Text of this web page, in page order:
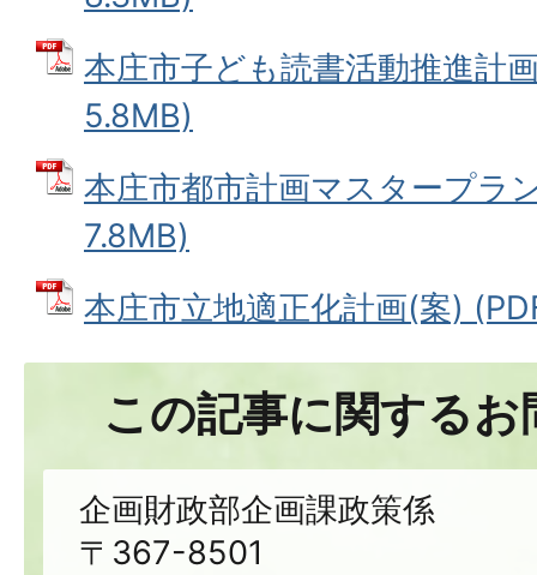
本庄市子ども読書活動推進計
5.8MB)
本庄市都市計画マスタープラ
7.8MB)
本庄市立地適正化計画(案)
この記事に関する
企画財政部企画課政策係
〒367-8501